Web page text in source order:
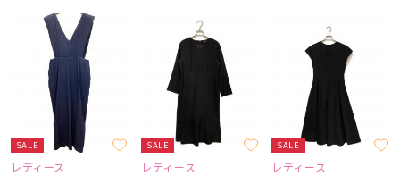
SALE
レディース
SALE
レディース
SALE
レディース